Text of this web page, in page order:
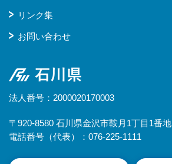
リンク集
お問い合わせ
石川県
法人番号：2000020170003
〒920-8580 石川県金沢市鞍月1丁目1番地
電話番号（代表）：076-225-1111